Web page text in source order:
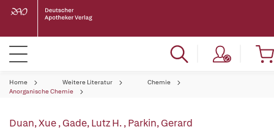
Home Weitere Literatur
Chemie
Anorganische Chemie
Duan, Xue,Gade, Lutz H.,Parkin, Gerard